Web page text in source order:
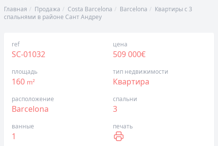
Главная Продажа Costa Barcelona Barcelona
Квартиры с 3
спальнями в районе Сант Андреу
ref
SC-01032
цена
509 000€
площадь
160 m²
тип недвижимости
Квартира
расположение
Barcelona
спальни
3
ванные
1
печать